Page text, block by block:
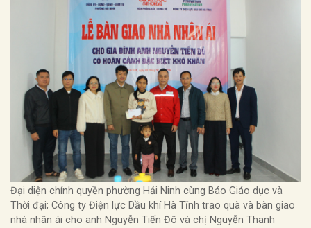
Đại diện chính quyền phường Hải Ninh cùng Báo Giáo dục và
Thời đại; Công ty Điện lực Dầu khí Hà Tĩnh trao quà và bàn giao
nhà nhân ái cho anh Nguyễn Tiến Đô và chị Nguyễn Thanh